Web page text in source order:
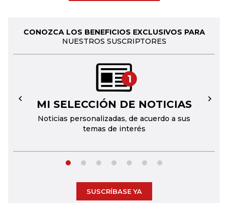
CONOZCA LOS BENEFICIOS EXCLUSIVOS PARA
NUESTROS SUSCRIPTORES
1
MI SELECCIÓN DE NOTICIAS
Noticias personalizadas, de acuerdo a sus
temas de interés
← →
SUSCRÍBASE YA